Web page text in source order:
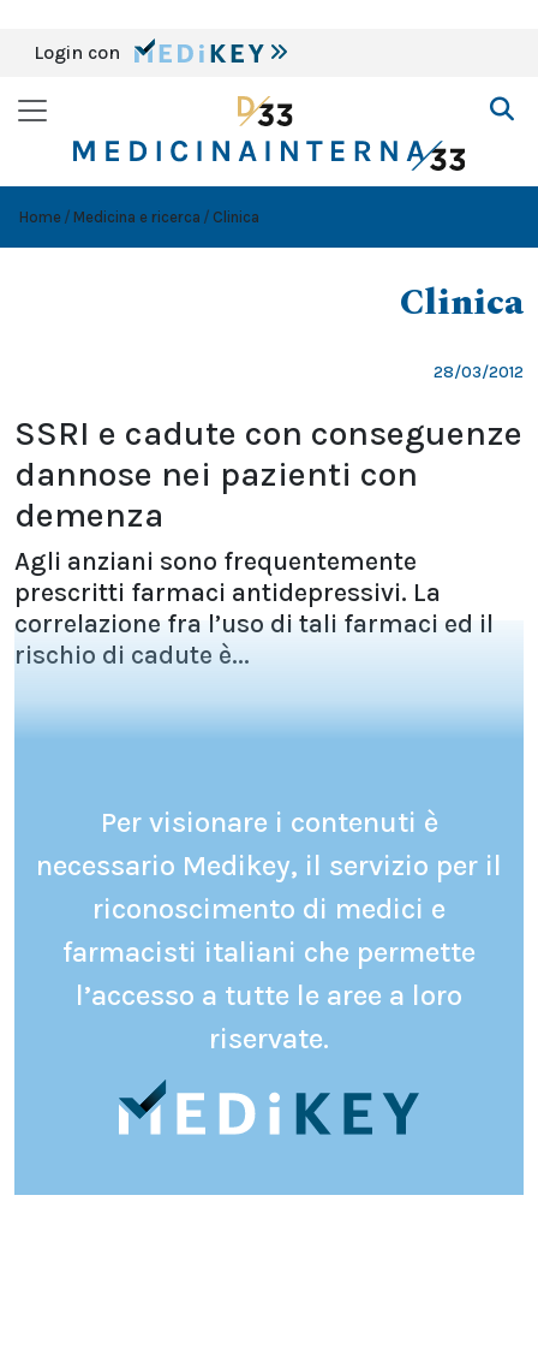
Login con
Home Medicina e ricerca Clinica
Clinica
28/03/2012
SSRI e cadute con conseguenze
dannose nei pazienti con
demenza
Agli anziani sono frequentemente
prescritti farmaci antidepressivi. La
correlazione fra l’uso di tali farmaci ed il
rischio di cadute è...
Per visionare i contenuti è
necessario Medikey, il servizio per il
riconoscimento di medici e
farmacisti italiani che permette
l’accesso a tutte le aree a loro
riservate.